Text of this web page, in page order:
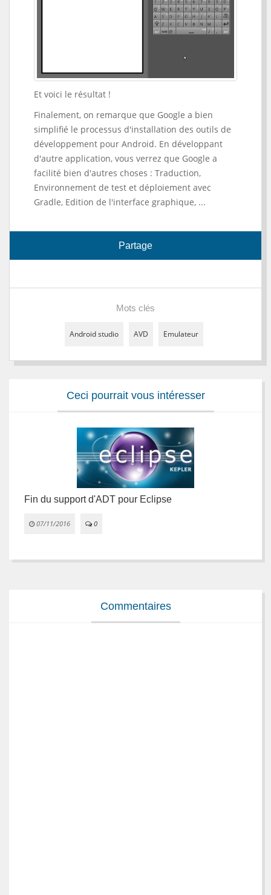
Et voici le résultat !
Finalement, on remarque que Google a bien
simplifié le processus d'installation des outils de
développement pour Android. En développant
d'autre application, vous verrez que Google a
facilité bien d'autres choses : Traduction,
Environnement de test et déploiement avec
Gradle, Edition de l'interface graphique, ...
Partage
Mots clés
Android studio AVD Emulateur
Ceci pourrait vous intéresser
Fin du support d'ADT pour Eclipse
07/11/2016 0
Commentaires